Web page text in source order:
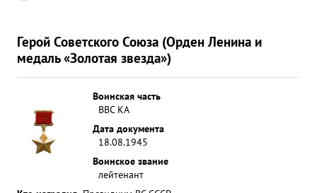
Герой Советского Союза (Орден Ленина и
медаль «Золотая звезда»)
Воинская часть
ВВС КА
Дата документа
18.08.1945
Воинское звание
лейтенант